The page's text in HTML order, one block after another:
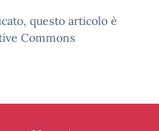
questo articolo è
Commons